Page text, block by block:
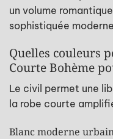
un volume
sophistiquée
Quelles couleurs
Courte Bohème
Le civil permet une
la robe courte
Blanc moderne